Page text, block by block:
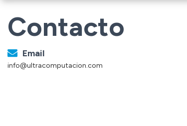
Contacto
Email
info@ultracomputacion.com